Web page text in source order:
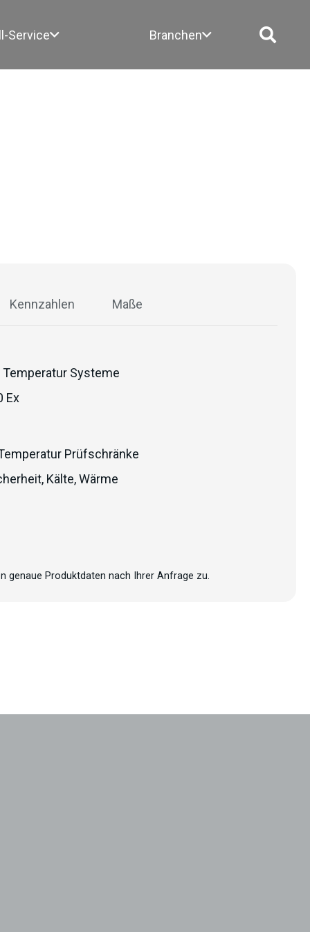
Service Branchen
Kennzahlen Maße
Temperatur Systeme
Ex
Prüfschränke
, Kälte,Wärme
genaue Produktdaten nach Ihrer Anfrage zu.